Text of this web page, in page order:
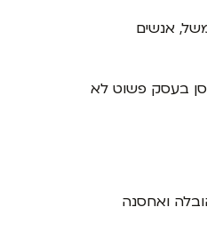
אנשים
בעסק פשוט לא
ואחסנה